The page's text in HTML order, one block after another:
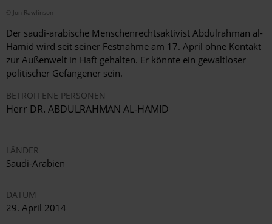
© Jon Rawlinson
Der saudi-arabische Menschenrechtsaktivist Abdulrahman al-
Hamid wird seit seiner Festnahme am 17. April ohne Kontakt
zur Außenwelt in Haft gehalten. Er könnte ein gewaltloser
politischer Gefangener sein.
BETROFFENE PERSONEN
Herr DR. ABDULRAHMAN AL-HAMID
LÄNDER
Saudi-Arabien
DATUM
29. April 2014